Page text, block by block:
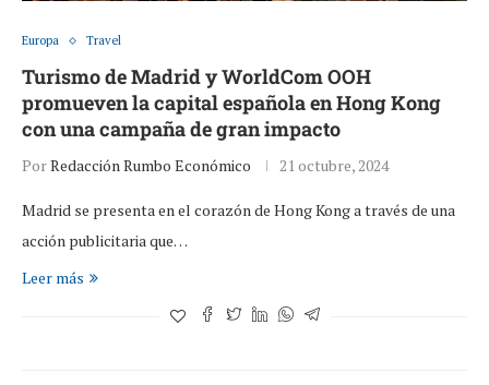
Europa Travel
Turismo de Madrid y WorldCom OOH
promueven la capital española en Hong Kong
con una campaña de gran impacto
PorRedacción Rumbo Económico 21 octubre, 2024
Madrid se presenta en el corazón de Hong Kong a través de una
acción publicitaria que…
Leer más